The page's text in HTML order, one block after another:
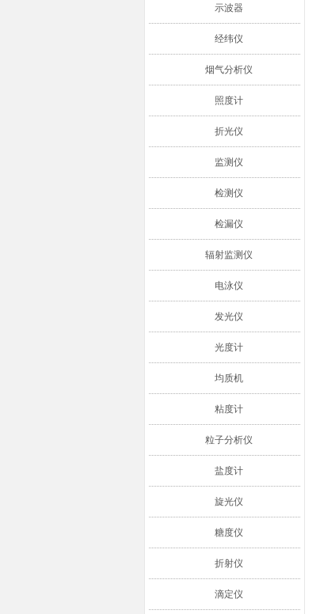
示波器
经纬仪
烟气分析仪
照度计
折光仪
监测仪
检测仪
检漏仪
辐射监测仪
电泳仪
发光仪
光度计
均质机
粘度计
粒子分析仪
盐度计
旋光仪
糖度仪
折射仪
滴定仪